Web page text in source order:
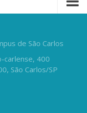
de São Carlos
carlense, 400
São Carlos/SP